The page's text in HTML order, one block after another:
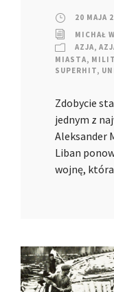
20 MAJA
MICHAŁ
AZJA,
MIASTA,
SUPERHIT,
Zdobycie
jednym z
Aleksander
Liban
wojnę,